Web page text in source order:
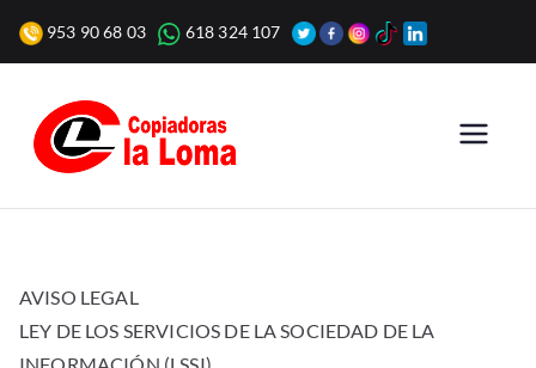
953 90 68 03 618 324 107
la Loma
Venta, alquiler y reparación
AVISO LEGAL
LEY DE LOS SERVICIOS DE LA SOCIEDAD DE LA